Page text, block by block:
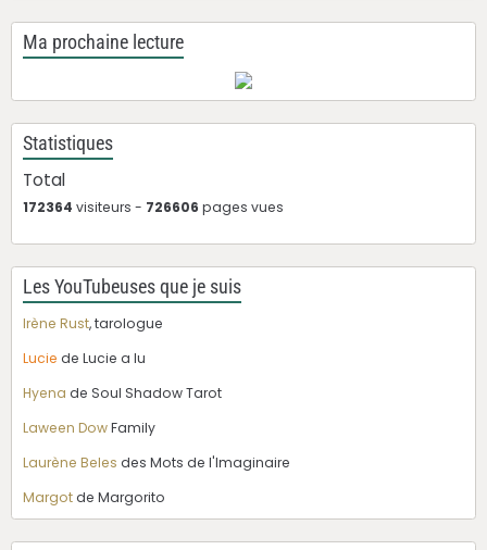
Ma prochaine lecture
Statistiques
Total
172364 visiteurs - 726606 pages vues
Les YouTubeuses que je suis
Irène Rust, tarologue
Lucie de Lucie a lu
Hyena de Soul Shadow Tarot
Laween DowFamily
Laurène Beles des Mots de l'Imaginaire
Margotde Margorito